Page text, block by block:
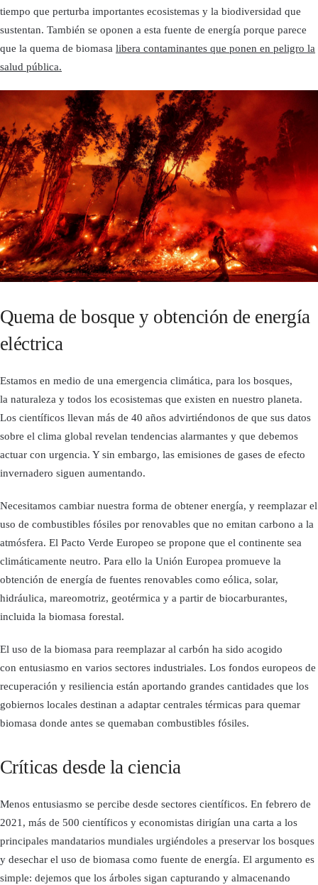
tiempo que perturba importantes ecosistemas y la biodiversidad que
sustentan. También se oponen a esta fuente de energía porque parece
que la quema de biomasa libera contaminantes que ponen en peligro la
salud pública.
Quema de bosque y obtención de energía
eléctrica
Estamos en medio de una emergencia climática, para los bosques,
la naturaleza y todos los ecosistemas que existen en nuestro planeta.
Los científicos llevan más de 40 años advirtiéndonos de que sus datos
sobre el clima global revelan tendencias alarmantes y que debemos
actuar con urgencia. Y sin embargo, las emisiones de gases de efecto
invernadero siguen aumentando.
Necesitamos cambiar nuestra forma de obtener energía, y reemplazar el
uso de combustibles fósiles por renovables que no emitan carbono a la
atmósfera. El Pacto Verde Europeo se propone que el continente sea
climáticamente neutro. Para ello la Unión Europea promueve la
obtención de energía de fuentes renovables como eólica, solar,
hidráulica, mareomotriz, geotérmica y a partir de biocarburantes,
incluida la biomasa forestal.
El uso de la biomasa para reemplazar al carbón ha sido acogido
con entusiasmo en varios sectores industriales. Los fondos europeos de
recuperación y resiliencia están aportando grandes cantidades que los
gobiernos locales destinan a adaptar centrales térmicas para quemar
biomasa donde antes se quemaban combustibles fósiles.
Críticas desde la ciencia
Menos entusiasmo se percibe desde sectores científicos. En febrero de
2021, más de 500 científicos y economistas dirigían una carta a los
principales mandatarios mundiales urgiéndoles a preservar los bosques
y desechar el uso de biomasa como fuente de energía. El argumento es
simple: dejemos que los árboles sigan capturando y almacenando